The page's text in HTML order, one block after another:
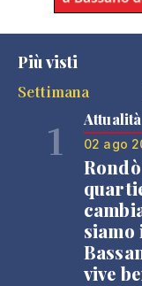
Più visti
Settimana
1 Attualità
02 ago
vive